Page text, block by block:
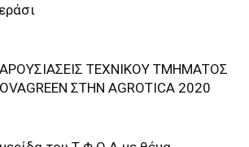
ΤΕΧΝΙΚΟΥ ΤΜΗΜΑΤΟΣ
ΣΤΗΝ AGROTICA 2020